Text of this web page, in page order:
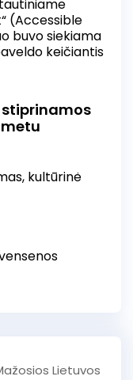
(Accessible
buvo siekiama
keičiantis
stiprinamos
kultūrinė
Lietuvos